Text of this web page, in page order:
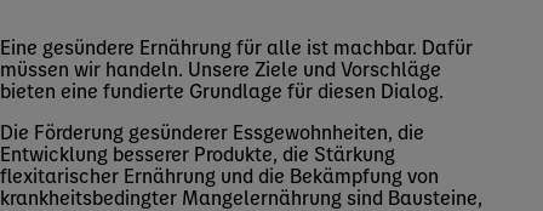
Eine gesündere Ernährung für alle ist machbar. Dafür
müssen wir handeln. Unsere Ziele und Vorschläge
bieten eine fundierte Grundlage für diesen Dialog.
Die Förderung gesünderer Essgewohnheiten, die
Entwicklung besserer Produkte, die Stärkung
flexitarischer Ernährung und die Bekämpfung von
krankheitsbedingter Mangelernährung sind Bausteine,